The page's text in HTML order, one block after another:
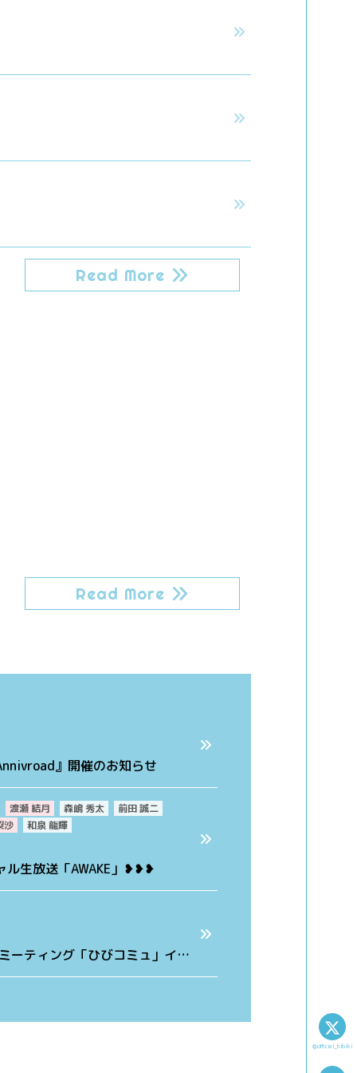
@official_hibiki
Read More
Read More
』開催のお知らせ
渡瀬 結月 森嶋 秀太
前田 誠二
沙
和泉 龍輝
生放送「AWAKE」❥❥❥
ーティング「ひびコミュ」イ…